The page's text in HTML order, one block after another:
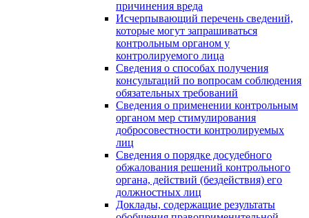
причинения вреда
Исчерпывающий перечень сведений,
которые могут запрашиваться
контрольным органом у
контролируемого лица
Сведения о способах получения
консультаций по вопросам соблюдения
обязательных требований
Сведения о применении контрольным
органом мер стимулирования
добросовестности контролируемых
лиц
Сведения о порядке досудебного
обжалования решений контрольного
органа, действий (бездействия) его
должностных лиц
Доклады, содержащие результаты